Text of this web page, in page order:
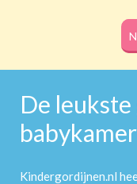
(dubbele tunnel)
De
Kindergordijnen.nl